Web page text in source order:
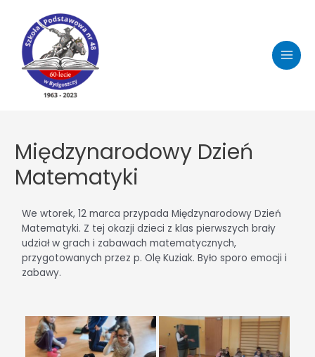
Międzynarodowy Dzień
Matematyki
We wtorek, 12 marca przypada Międzynarodowy Dzień
Matematyki. Z tej okazji dzieci z klas pierwszych brały
udział w grach i zabawach matematycznych,
przygotowanych przez p. Olę Kuziak. Było sporo emocji i
zabawy.